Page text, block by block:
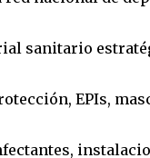
sanitario
EPIs,